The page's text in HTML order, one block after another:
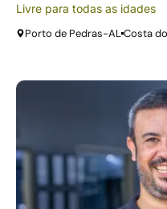
Livre para todas as idades
Porto de Pedras-ALCosta